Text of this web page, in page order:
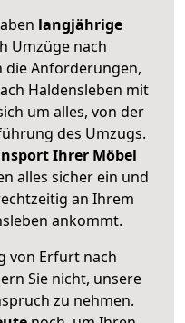
langjährige
Umzüge nach
die Anforderungen,
Haldensleben mit
um alles, von der
des Umzugs.
Ihrer Möbel
alles sicher ein und
an Ihrem
ankommt.
von Erfurt nach
Sie nicht, unsere
zu nehmen.